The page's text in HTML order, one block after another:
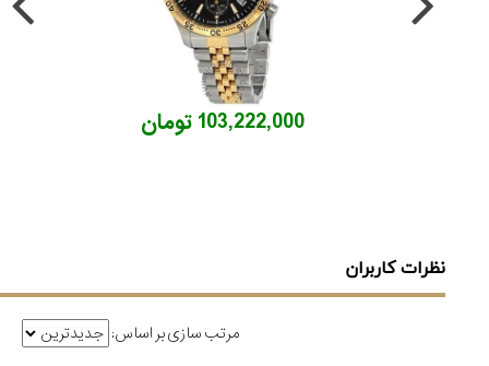
103,222,000 تومان
نظرات کاربران
مرتب سازی بر اساس: